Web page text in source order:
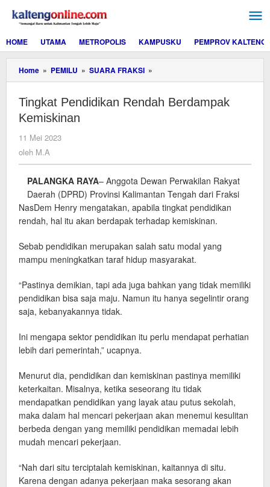
konten
HOME
UTAMA METROPOLIS KAMPUSKU PEMPROV KALTENG
Home » PEMILU » SUARA FRAKSI »
Pendidikan
Berdampak
Tingkat Pendidikan Rendah Berdampak
Kemiskinan
11 Mei 2023
oleh M.A
PALANGKA RAYA– Anggota Dewan Perwakilan Rakyat
Daerah (DPRD) Provinsi Kalimantan Tengah dari Fraksi
NasDem Henry mengatakan, apabila tingkat pendidikan
rendah, hal itu akan berdapak terhadap kemiskinan.
Sebab pendidikan merupakan salah satu modal yang
mampu meningkatkan taraf hidup masyarakat.
“Pastinya demikian, tapi ada juga bahkan yang tidak memiliki
pendidikan bisa saja maju. Namun itu hanya segelintir orang
saja, kebanyakannya tidak.
Ini mengapa sektor pendidikan itu perlu mendapat perhatian
lebih dari pemerintah,” ucapnya.
Menurut dia, pendidikan dan kemiskinan pastinya memiliki
keterkaitan. Misalnya, ketika seseorang itu tidak
mendapatkan pendidikan yang layak atau putus sekolah,
maka dalam hal mencari pekerjaan akan menemui kesulitan
berbeda dengan yang memiliki pendidikan memadai lebih
mudah mencari pekerjaan.
“Nah dari situ terciptalah kemiskinan, kaitannya di situ.
Karena dengan adanya pekerjaan maka sesorang akan